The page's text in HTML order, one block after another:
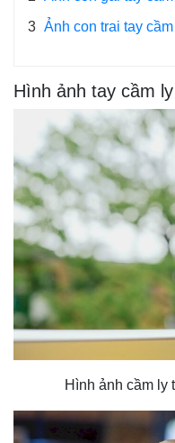
3 Ảnh con trai tay
Hình ảnh tay cầm
Hình ảnh cầm ly